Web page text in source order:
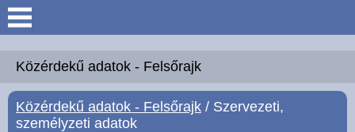
Keresés
Köszöntő
Hírek
Közérdekű adatok - Felsőrajk
Közérdekű adatok - Felsőrajk / Szervezeti,
személyzeti adatok